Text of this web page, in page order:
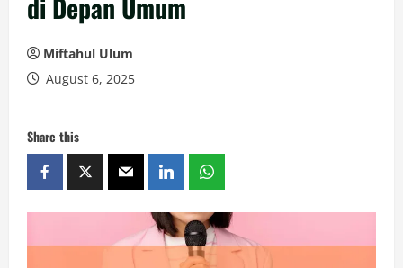
di Depan Umum
Miftahul Ulum
August 6, 2025
Share this